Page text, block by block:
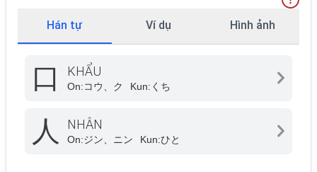
Hán tự Ví dụ Hình ảnh
口 KHẨU
On:コウ、ク Kun: くち
人 NHÂN
On:ジン、ニン Kun:ひと